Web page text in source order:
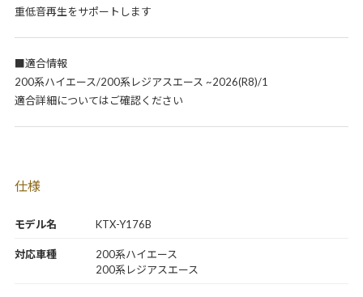
モデル名 KTX-Y176B
重低音再生をサポートします
■適合情報
200系ハイエース/200系レジアスエース ~2026(R8)/1
適合詳細についてはご確認ください
仕様
対応車種
200系ハイエース
200系レジアスエース